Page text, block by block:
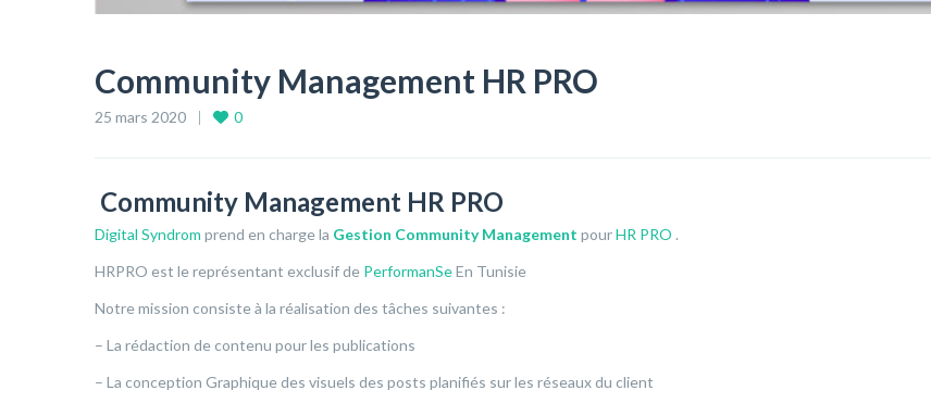
Community Management HR PRO
25 mars 2020 0
Community Management HR PRO
Digital Syndrom prend en charge la Gestion Community Management pourHR PRO .
HRPRO est le représentant exclusif de PerformanSeEn Tunisie
Notre mission consiste à la réalisation des tâches suivantes :
– La rédaction de contenu pour les publications
– La conception Graphique des visuels des posts planifiés sur les réseaux du client